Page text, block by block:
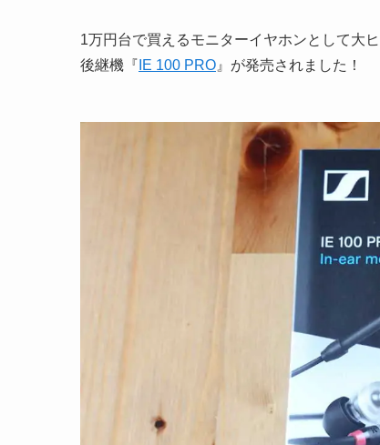
1万円台で買えるモニターイヤホンとして大
後継機『 IE 100 PRO 』が発売されました！